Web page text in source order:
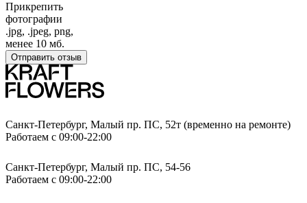
Прикрепить
фотографии
.jpg, .jpeg, png,
менее 10 мб.
Отправить отзыв
Санкт-Петербург, Малый пр. ПС, 52т (временно на ремонте)
Работаем с 09:00-22:00
Санкт-Петербург, Малый пр. ПС, 54-56
Работаем с 09:00-22:00